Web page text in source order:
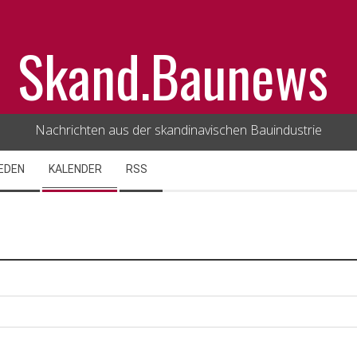
Skand.Baunews
Nachrichten aus der skandinavischen Bauindustrie
KALENDER RSS